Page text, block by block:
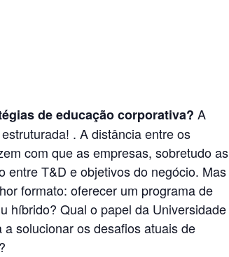
de educação corporativa? A
. A distância entre os
com que as empresas, sobretudo as
entre T&D e objetivos do negócio. Mas
formato: oferecer um programa de
híbrido? Qual o papel da Universidade
solucionar os desafios atuais de